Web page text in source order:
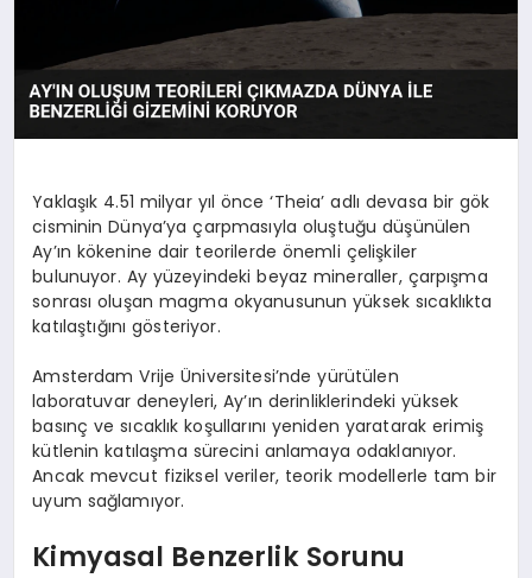
TEKNOLOJI
Yaklaşık 4.51 milyar yıl önce ‘Theia’ adlı devasa bir gök
cisminin Dünya’ya çarpmasıyla oluştuğu düşünülen
Ay’ın kökenine dair teorilerde önemli çelişkiler
bulunuyor. Ay yüzeyindeki beyaz mineraller, çarpışma
sonrası oluşan magma okyanusunun yüksek sıcaklıkta
katılaştığını gösteriyor.
Amsterdam Vrije Üniversitesi’nde yürütülen
laboratuvar deneyleri, Ay’ın derinliklerindeki yüksek
basınç ve sıcaklık koşullarını yeniden yaratarak erimiş
kütlenin katılaşma sürecini anlamaya odaklanıyor.
Ancak mevcut fiziksel veriler, teorik modellerle tam bir
uyum sağlamıyor.
Kimyasal Benzerlik Sorunu